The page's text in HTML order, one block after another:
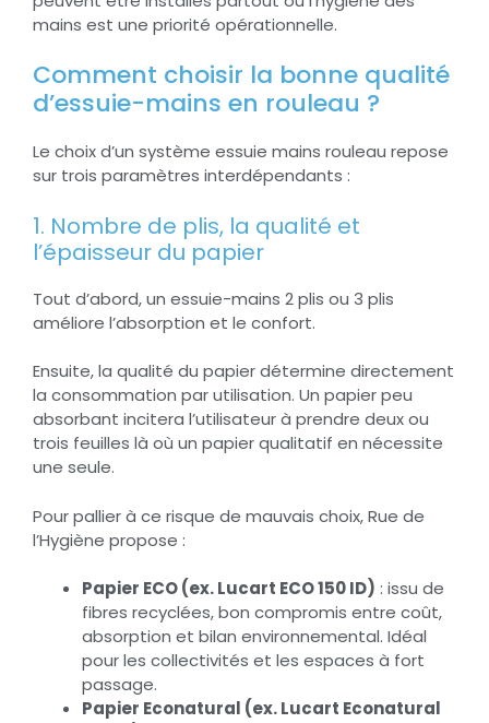
mains est une priorité opérationnelle.
Comment choisir la bonne qualité
d’essuie-mains en rouleau ?
Le choix d’un système essuie mains rouleau repose
sur trois paramètres interdépendants :
1. Nombre de plis, la qualité et
l’épaisseur du papier
Tout d’abord, un essuie-mains 2 plis ou 3 plis
améliore l’absorption et le confort.
Ensuite, la qualité du papier détermine directement
la consommation par utilisation. Un papier peu
absorbant incitera l’utilisateur à prendre deux ou
trois feuilles là où un papier qualitatif en nécessite
une seule.
Pour pallier à ce risque de mauvais choix, Rue de
l’Hygiène propose :
Papier ECO (ex. Lucart ECO 150 ID) : issu de
fibres recyclées, bon compromis entre coût,
absorption et bilan environnemental. Idéal
pour les collectivités et les espaces à fort
passage.
Papier Econatural (ex. Lucart Econatural